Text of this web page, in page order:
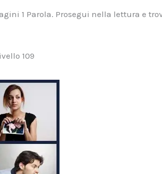
1 Parola. Prosegui nella lettura e
109